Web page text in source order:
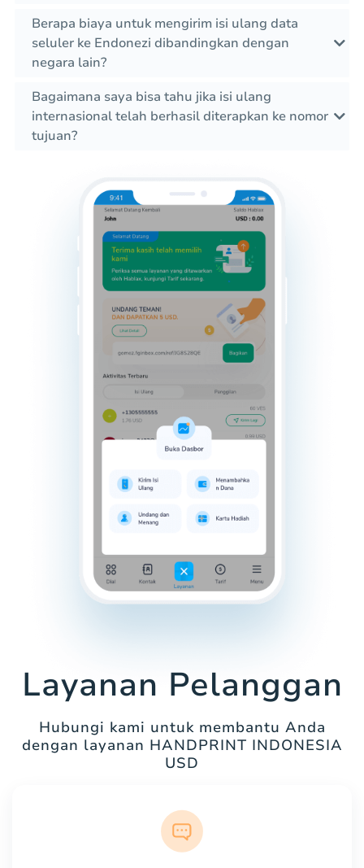
Berapa biaya untuk mengirim isi ulang data
seluler ke Endonezi dibandingkan dengan
negara lain?
Bagaimana saya bisa tahu jika isi ulang
internasional telah berhasil diterapkan ke nomor
tujuan?
Layanan Pelanggan
Hubungi kami untuk membantu Anda
dengan layanan HANDPRINT INDONESIA
USD